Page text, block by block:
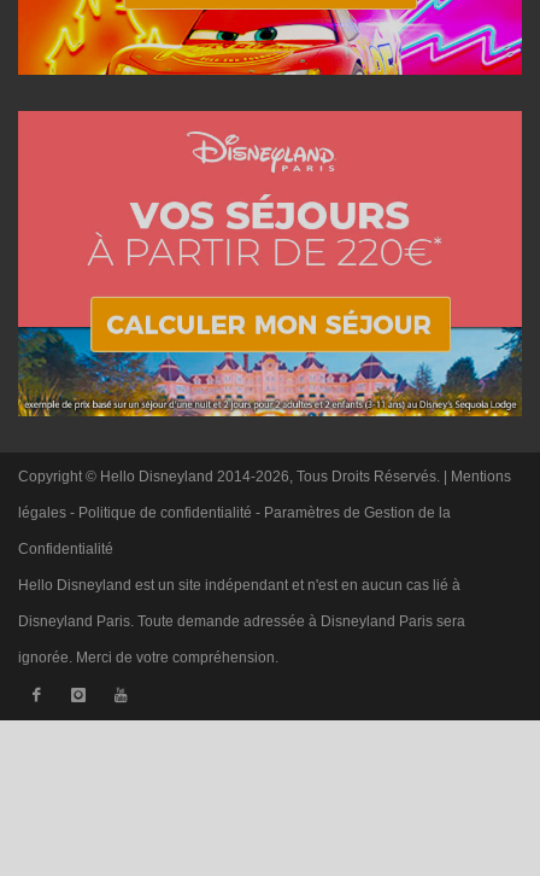
Copyright © Hello Disneyland 2014-2026, Tous Droits Réservés. | Mentions
légales - Politique de confidentialité - Paramètres de Gestion de la
Confidentialité
Hello Disneyland est un site indépendant et n'est en aucun cas lié à
Disneyland Paris. Toute demande adressée à Disneyland Paris sera
ignorée. Merci de votre compréhension.